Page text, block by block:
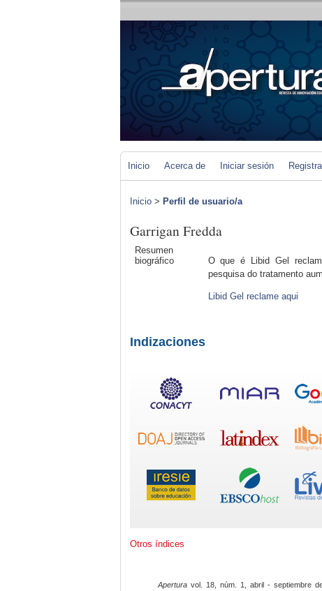
Inicio Acerca de Iniciar sesión
Inicio > Perfil de usuario/a
Garrigan Fredda
Resumen
biográfico
O que é Libid Gel
pesquisa do tratamento
Libid Gel reclame aqui
Indizaciones
Otros índices
Apertura vol. 18, núm. 1, abril - septiembre